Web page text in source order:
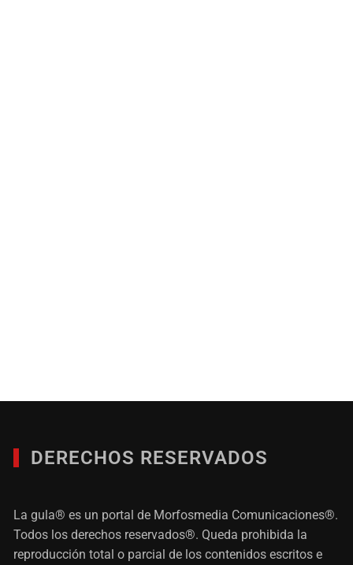
DERECHOS RESERVADOS
La gula® es un portal de Morfosmedia Comunicaciones®.
Todos los derechos reservados®. Queda prohibida la
reproducción total o parcial de los contenidos escritos e